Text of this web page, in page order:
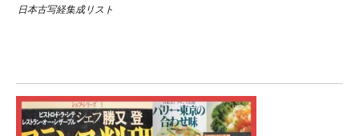
日本古写経集成リスト